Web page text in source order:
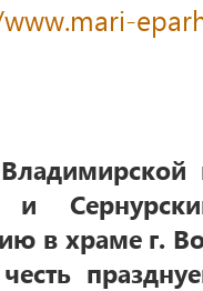
в храме г.